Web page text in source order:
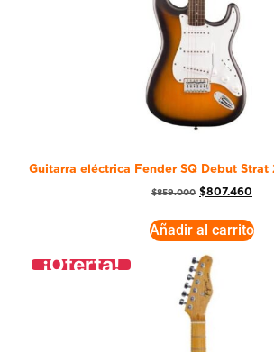
Guitarra eléctrica Fender SQ Debut Strat
$859.000 $807.460
Añadir al carrito
¡Oferta!